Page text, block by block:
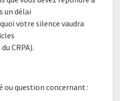
un délai
votre silence vaudra
CRPA).
question concernant :